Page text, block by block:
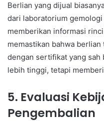
Berlian yang dijual
dari laboratorium
memberikan informasi
memastikan bahwa
dengan sertifikat yang sah
lebih tinggi, tetapi
5. Evaluasi
Pengembalian